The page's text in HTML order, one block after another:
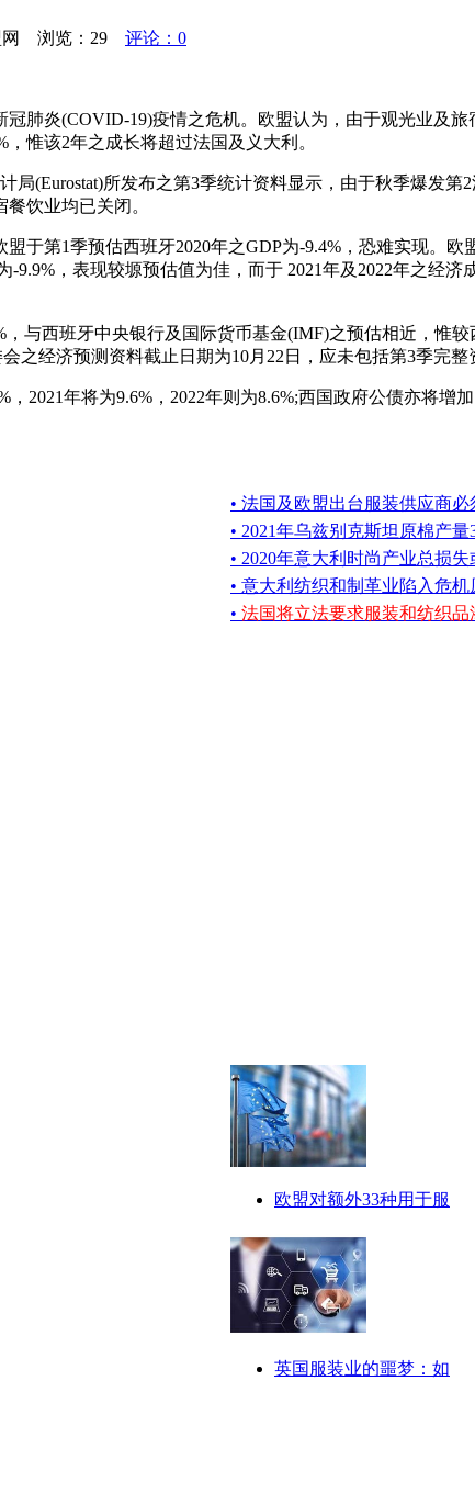
网 浏览： 29 评论：0
肺炎(COVID-19)疫情之危机。欧盟认为，由于观光业及
惟该2年之成长将超过法国及义大利。
(Eurostat)所发布之第3季统计资料显示，由于秋季爆发
饮业均已关闭。
于第1季预估西班牙2020年之GDP为-9.4%，恐难实现。
，表现较塬预估值为佳，而于 2021年及2022年之经济
，与西班牙中央银行及国际货币基金(IMF)之预估相近，惟
之经济预测资料截止日期为10月22日，应未包括第3季完
2021年将为9.6%，2022年则为8.6%;西国政府公债亦将增加
• 法国及欧盟出台服装供应商
• 2021年乌兹别克斯坦原棉产量
• 2020年意大利时尚产业总损
• 意大利纺织和制革业陷入危
• 法国将立法要求服装和纺织品
欧盟对额外33种用于服
英国服装业的噩梦：如